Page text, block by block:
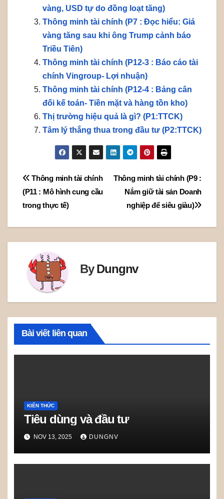
vàng, USD tự do đồng loạt tăng)
Thông minh tài chính (P7 : Đọc hiểu: Giá
vàng tăng sau khi ông Trump cảnh báo
Triều Tiên)
Thông minh tài chính (P12-3 : Báo cáo tài
chính Vingroup- Lợi nhuận)
Thông minh tài chính (P12-4 : Bảng cân
đối kế toán- Tiền mặt và hàng tồn kho)
Thị trường hiệu quả là gì? (P1:TTCK)
Tâm lý thắng thua trong đầu tư (P2:TTCK)
Post
navigation
Thông minh tài chính (P9 :
Nắm giữ tài sản Doanh
nghiệp để siêu giàu)
Thông minh tài chính
(P11 : Mô hình cung cầu
trong thực tế)
ByDungnv
Bài viết liên quan
KIẾN THỨC
Tiêu dùng và đầu tư
NOV 13, 2025 DUNGNV